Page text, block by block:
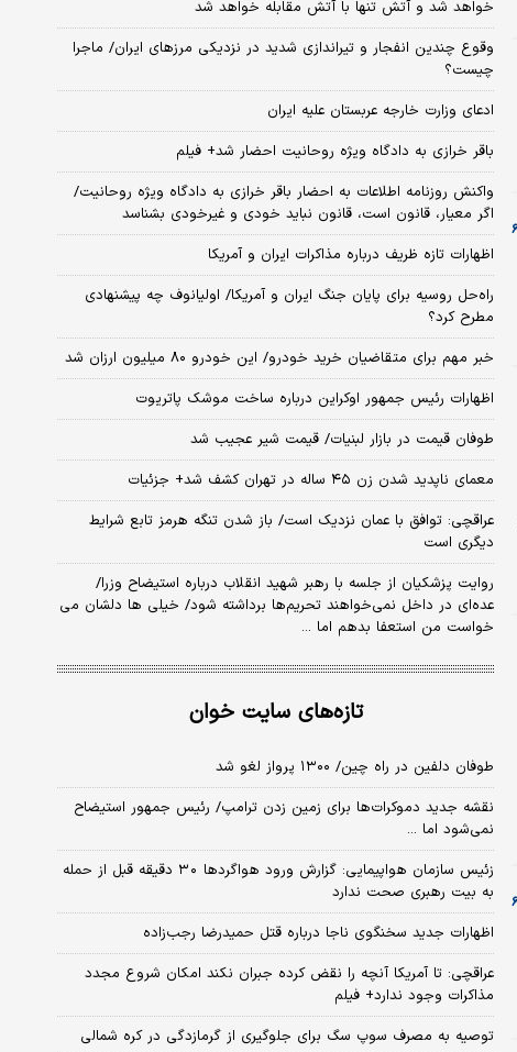
خواهد شد و آتش تنها با آتش مقابله خواهد شد
وقوع چندین انفجار و تیراندازی شدید در نزدیکی مرز‌های ایران/ ماجرا
چیست؟
ادعای وزارت خارجه عربستان علیه ایران
باقر خرازی به دادگاه ویژه روحانیت احضار شد+ فیلم
واکنش روزنامه اطلاعات به احضار باقر خرازی به دادگاه ویژه روحانیت/
اگر معیار، قانون است، قانون نباید خودی و غیرخودی بشناسد
اظهارات تازه ظریف درباره مذاکرات ایران و آمریکا
راه‌حل روسیه برای پایان جنگ ایران و آمریکا/ اولیانوف چه پیشنهادی
مطرح کرد؟
خبر مهم برای متقاضیان خرید خودرو/ این خودرو ۸۰ میلیون ارزان شد
اظهارات رئیس جمهور اوکراین درباره ساخت موشک پاتریوت
طوفان قیمت در بازار لبنیات/ قیمت شیر عجیب شد
معمای ناپدید شدن زن ۴۵ ساله در تهران کشف شد+ جزئیات
عراقچی: توافق با عمان نزدیک است/ باز شدن تنگه هرمز تابع شرایط
دیگری است
روایت پزشکیان از جلسه با رهبر شهید انقلاب درباره استیضاح وزرا/
عده‌ای در داخل نمی‌خواهند تحریم‌ها برداشته شود/ خیلی ها دلشان می
خواست من استعفا بدهم اما ...
تازه‌های سایت خوان
طوفان دلفین در راه چین/ ۱۳۰۰ پرواز لغو شد
نقشه جدید دموکرات‌ها برای زمین زدن ترامپ/ رئیس جمهور استیضاح
نمی‌شود اما ...
زئیس سازمان هواپیمایی: گزارش ورود هواگردها ٣٠ دقیقه قبل از حمله
به بیت رهبری صحت ندارد
اظهارات جدید سخنگوی ناجا درباره قتل حمیدرضا رجب‌زاده
عراقچی: تا آمریکا آنچه را نقض کرده جبران نکند امکان شروع مجدد
مذاکرات وجود ندارد+ فیلم
توصیه به مصرف سوپ سگ برای جلوگیری از گرمازدگی در کره شمالی